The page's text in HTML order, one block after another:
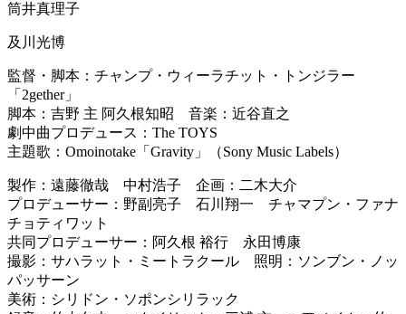
筒井真理子
及川光博
監督・脚本：チャンプ・ウィーラチット・トンジラー
「2gether」
脚本：吉野 主 阿久根知昭 音楽：近谷直之
劇中曲プロデュース：The TOYS
主題歌：Omoinotake「Gravity」
（Sony Music Labels）
製作：遠藤徹哉 中村浩子 企画：二木大介
プロデューサー：野副亮子 石川翔一 チャマプン・ファナ
チョティワット
共同プロデューサー：阿久根 裕行 永田博康
撮影：サハラット・ミートラクール 照明：ソンブン・ノッ
パッサーン
美術：シリドン・ソポンシリラック